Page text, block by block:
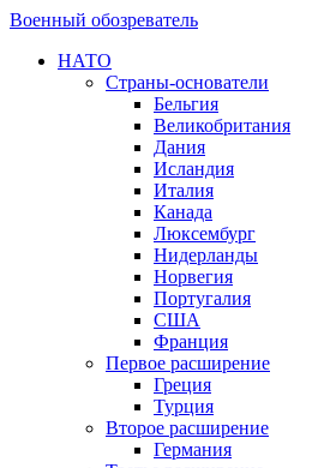
Военный обозреватель
НАТО
Страны-основатели
Бельгия
Великобритания
Дания
Исландия
Италия
Канада
Люксембург
Нидерланды
Норвегия
Португалия
США
Франция
Первое расширение
Греция
Турция
Второе расширение
Германия